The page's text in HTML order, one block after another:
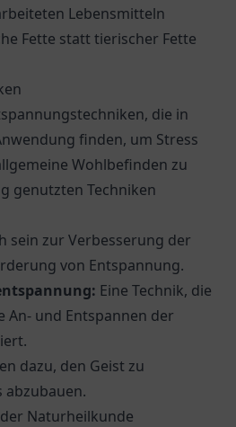
Lebensmitteln
Fette statt tierischer Fette
die in
finden, um Stress
Wohlbefinden zu
genutzten Techniken
sein zur Verbesserung der
von Entspannung.
Eine Technik, die
An- und Entspannen der
dazu, den Geist zu
abzubauen.
Naturheilkunde